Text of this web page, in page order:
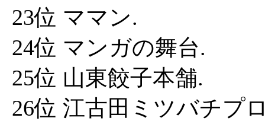
23位 ママン.
24位 マンガの舞台.
25位 山東餃子本舗.
26位 江古田ミツバチプ